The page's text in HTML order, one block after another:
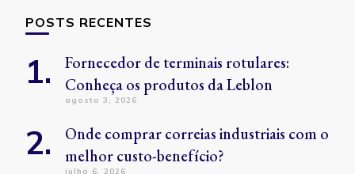
POSTS RECENTES
Fornecedor de terminais rotulares:
Conheça os produtos da Leblon
agosto 3, 2026
Onde comprar correias industriais com o
melhor custo-benefício?
julho 6, 2026